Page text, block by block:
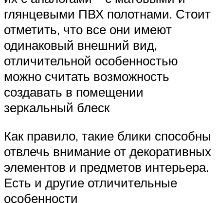
глянцевыми ПВХ полотнами. Стоит
отметить, что все они имеют
одинаковый внешний вид,
отличительной особенностью
можно считать возможность
создавать в помещении
зеркальный блеск
Как правило, такие блики способны
отвлечь внимание от декоративных
элементов и предметов интерьера.
Есть и другие отличительные
особенности